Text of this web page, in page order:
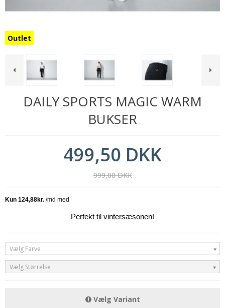
Outlet
DAILY SPORTS MAGIC WARM
BUKSER
499,50 DKK
999,00 DKK
Perfekt til vintersæsonen!
Vælg Farve
Vælg Størrelse
Vælg Variant